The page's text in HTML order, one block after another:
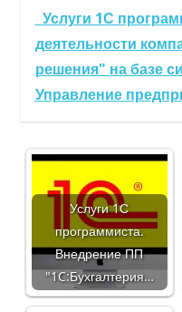
Услуги 1С
деятельности
решения" на базе
Управление
Услуги 1С
программиста.
Внедрение ПП
"1C:Бухгалтерия…